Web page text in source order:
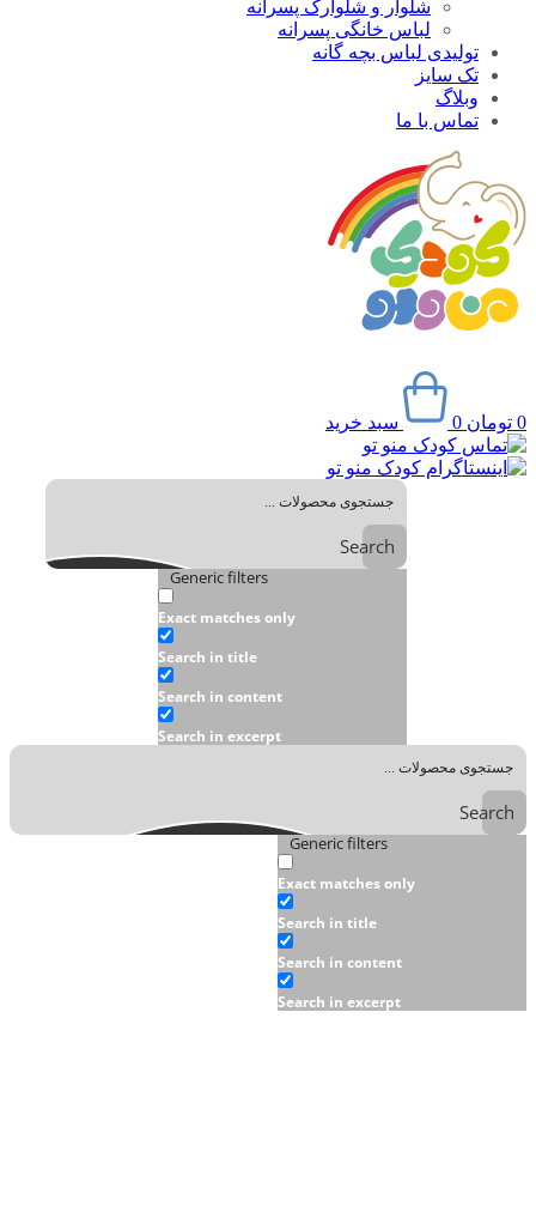
شلوار و شلوارک پسرانه
لباس خانگی پسرانه
تولیدی لباس بچه گانه
تک سایز
وبلاگ
تماس با ما
0 تومان 0 سبد خرید
Search
Generic filters
Exact matches only
Search in title
Search in content
Search in excerpt
Search
Generic filters
Exact matches only
Search in title
Search in content
Search in excerpt